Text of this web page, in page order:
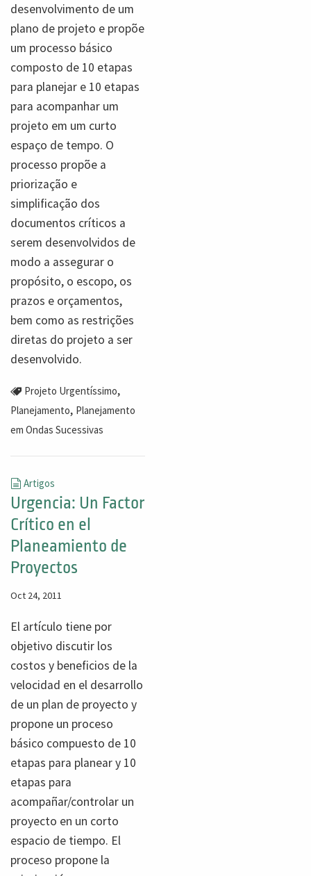
desenvolvimento de um
plano de projeto e propõe
um processo básico
composto de 10 etapas
para planejar e 10 etapas
para acompanhar um
projeto em um curto
espaço de tempo. O
processo propõe a
priorização e
simplificação dos
documentos críticos a
serem desenvolvidos de
modo a assegurar o
propósito, o escopo, os
prazos e orçamentos,
bem como as restrições
diretas do projeto a ser
desenvolvido.
Projeto Urgentíssimo,
Planejamento, Planejamento
em Ondas Sucessivas
Artigos
Urgencia: Un Factor
Crítico en el
Planeamiento de
Proyectos
Oct 24, 2011
El artículo tiene por
objetivo discutir los
costos y beneficios de la
velocidad en el desarrollo
de un plan de proyecto y
propone un proceso
básico compuesto de 10
etapas para planear y 10
etapas para
acompañar/controlar un
proyecto en un corto
espacio de tiempo. El
proceso propone la